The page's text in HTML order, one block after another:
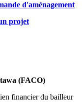
d'aménagement
projet
(FACO)
financier du bailleur